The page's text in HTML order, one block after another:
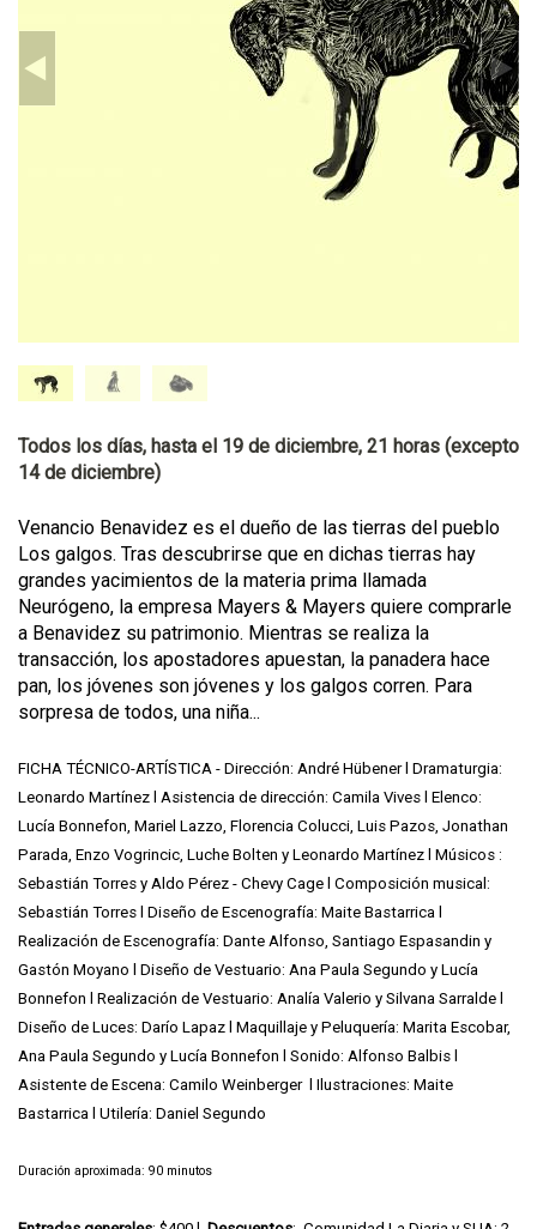
Todos los días, hasta el 19 de diciembre, 21 horas (excepto
14 de diciembre)
Venancio Benavidez es el dueño de las tierras del pueblo
Los galgos. Tras descubrirse que en dichas tierras hay
grandes yacimientos de la materia prima llamada
Neurógeno, la empresa Mayers & Mayers quiere comprarle
a Benavidez su patrimonio. Mientras se realiza la
transacción, los apostadores apuestan, la panadera hace
pan, los jóvenes son jóvenes y los galgos corren. Para
sorpresa de todos, una niña...
FICHA TÉCNICO-ARTÍSTICA - Dirección: André Hübener l Dramaturgia:
Leonardo Martínez l Asistencia de dirección: Camila Vives l Elenco:
Lucía Bonnefon, Mariel Lazzo, Florencia Colucci, Luis Pazos, Jonathan
Parada, Enzo Vogrincic, Luche Bolten y Leonardo Martínez l Músicos :
Sebastián Torres y Aldo Pérez - Chevy Cage l Composición musical:
Sebastián Torres l Diseño de Escenografía: Maite Bastarrica l
Realización de Escenografía: Dante Alfonso, Santiago Espasandin y
Gastón Moyano l Diseño de Vestuario: Ana Paula Segundo y Lucía
Bonnefon l Realización de Vestuario: Analía Valerio y Silvana Sarralde l
Diseño de Luces: Darío Lapaz l Maquillaje y Peluquería: Marita Escobar,
Ana Paula Segundo y Lucía Bonnefon l Sonido: Alfonso Balbis l
Asistente de Escena: Camilo Weinberger l Ilustraciones: Maite
Bastarrica l Utilería: Daniel Segundo
Duración aproximada: 90 minutos